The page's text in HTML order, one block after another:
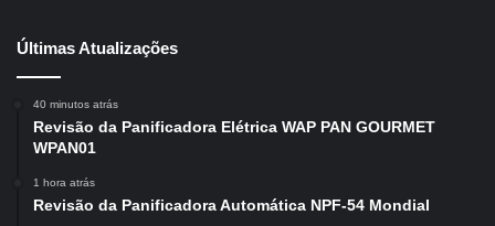
Últimas Atualizações
40 minutos atrás
Revisão da Panificadora Elétrica WAP PAN GOURMET
WPAN01
1 hora atrás
Revisão da Panificadora Automática NPF-54 Mondial